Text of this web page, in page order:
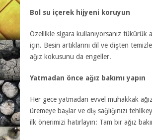
Bol su içerek hijyeni koruyun
Özellikle sigara kullanıyorsanız tükürük
için. Besin artıklarını dil ve dişten
ağız kokusunu da engeller.
Yatmadan önce ağız bakımı yapın
Her gece yatmadan evvel muhakkak
üremeye başlar ve diş sağlığınızı
ilk önerimizi hatırlayın: Tam bir ağız